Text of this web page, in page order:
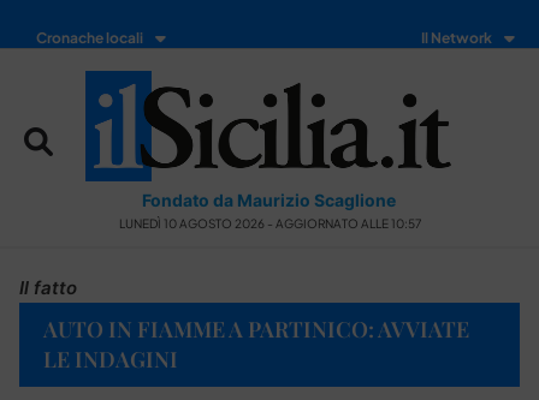
Cronache locali Il Network
Fondato da Maurizio Scaglione
LUNEDÌ 10 AGOSTO 2026 - AGGIORNATO ALLE 10:57
Il fatto
AUTO IN FIAMME A PARTINICO: AVVIATE
LE INDAGINI